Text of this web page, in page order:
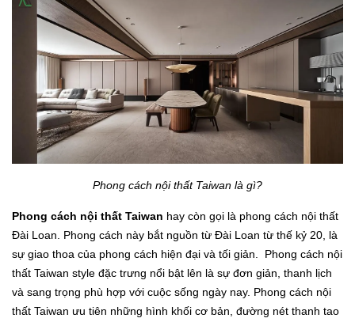
Phong cách nội thất Taiwan là gì?
Phong cách nội thất Taiwan hay còn gọi là phong cách nội thất
Đài Loan. Phong cách này bắt nguồn từ Đài Loan từ thế kỷ 20, là
sự giao thoa của phong cách hiện đại và tối giản. Phong cách nội
thất Taiwan style đặc trưng nổi bật lên là sự đơn giản, thanh lịch
và sang trọng phù hợp với cuộc sống ngày nay. Phong cách nội
thất Taiwan ưu tiên những hình khối cơ bản, đường nét thanh tao